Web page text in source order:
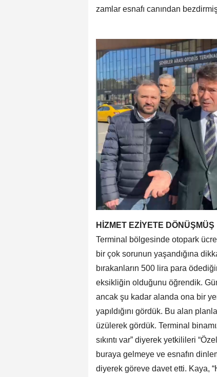
zamlar esnafı canından
HİZMET EZİYETE DÖNÜŞMÜŞ
Terminal bölgesinde otopark
bir çok sorunun yaşandığına
bırakanların 500 lira para
eksikliğin olduğunu öğrendik.
ancak şu kadar alanda ona bir
yapıldığını gördük. Bu alan
üzülerek gördük. Terminal
sıkıntı var” diyerek yetkilileri
buraya gelmeye ve esnafın
diyerek göreve davet etti. Kaya,